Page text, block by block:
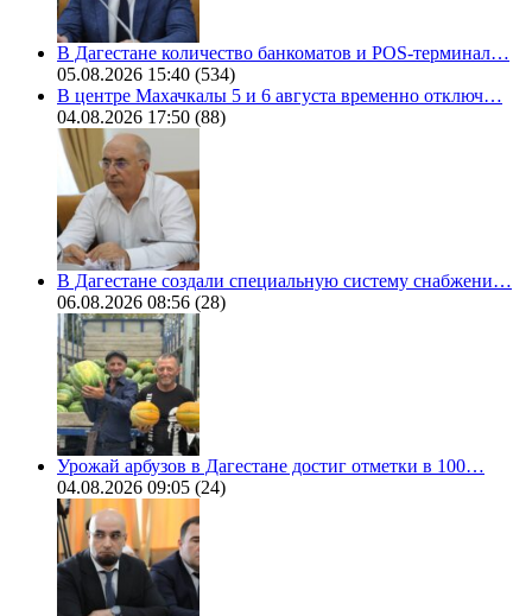
В Дагестане количество банкоматов и POS-терминал…
05.08.2026 15:40 (534)
В центре Махачкалы 5 и 6 августа временно отключ…
04.08.2026 17:50 (88)
В Дагестане создали специальную систему снабжени…
06.08.2026 08:56 (28)
Урожай арбузов в Дагестане достиг отметки в 100…
04.08.2026 09:05 (24)